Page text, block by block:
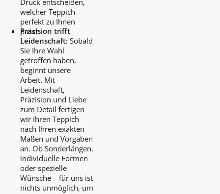
Druck entscheiden,
welcher Teppich
perfekt zu Ihnen
passt.
Präzision trifft
Leidenschaft: Sobald
Sie Ihre Wahl
getroffen haben,
beginnt unsere
Arbeit. Mit
Leidenschaft,
Präzision und Liebe
zum Detail fertigen
wir Ihren Teppich
nach Ihren exakten
Maßen und Vorgaben
an. Ob Sonderlängen,
individuelle Formen
oder spezielle
Wünsche – für uns ist
nichts unmöglich, um